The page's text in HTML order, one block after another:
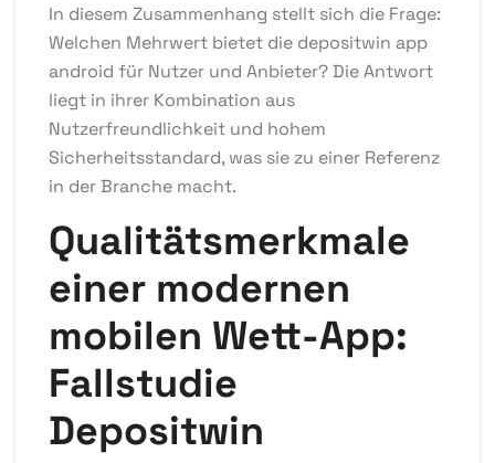
In diesem Zusammenhang stellt sich die Frage:
Welchen Mehrwert bietet die depositwin app
android für Nutzer und Anbieter? Die Antwort
liegt in ihrer Kombination aus
Nutzerfreundlichkeit und hohem
Sicherheitsstandard, was sie zu einer Referenz
in der Branche macht.
Qualitätsmerkmale
einer modernen
mobilen Wett-App:
Fallstudie
Depositwin